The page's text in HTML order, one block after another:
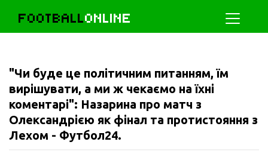
FOOTBALLONLINE
"Чи буде це політичним питанням, їм
вирішувати, а ми ж чекаємо на їхні
коментарі": Назарина про матч з
Олександрією як фінал та протистояння з
Лехом - Футбол24.